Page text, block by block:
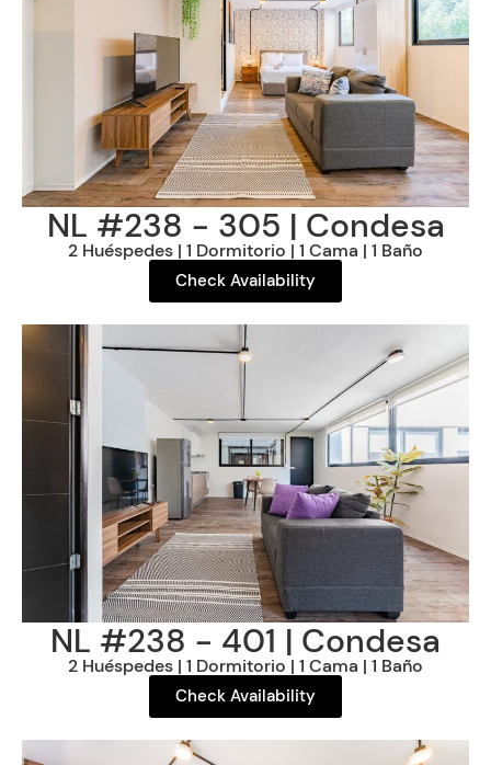
NL #238 - 305 | Condesa
2 Huéspedes | 1 Dormitorio | 1 Cama | 1 Baño
Check Availability
NL #238 - 401 | Condesa
2 Huéspedes | 1 Dormitorio | 1 Cama | 1 Baño
Check Availability